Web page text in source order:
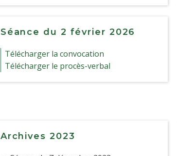
Séance du 2 février 2026
Télécharger la convocation
Télécharger le procès-verbal
Archives 2023